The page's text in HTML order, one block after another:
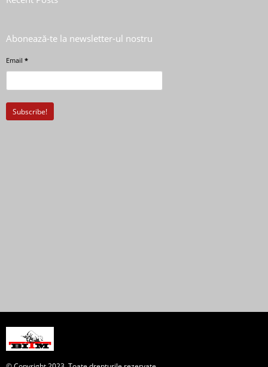
Abonează-te la newsletter-ul nostru
Email *